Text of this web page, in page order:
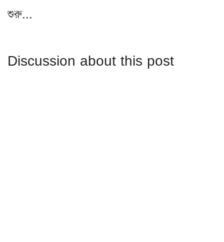
শুরু...
Discussion about this post